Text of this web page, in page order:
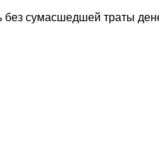
сумасшедшей траты